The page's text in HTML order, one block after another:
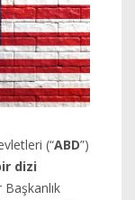
(“ABD”)
dizi